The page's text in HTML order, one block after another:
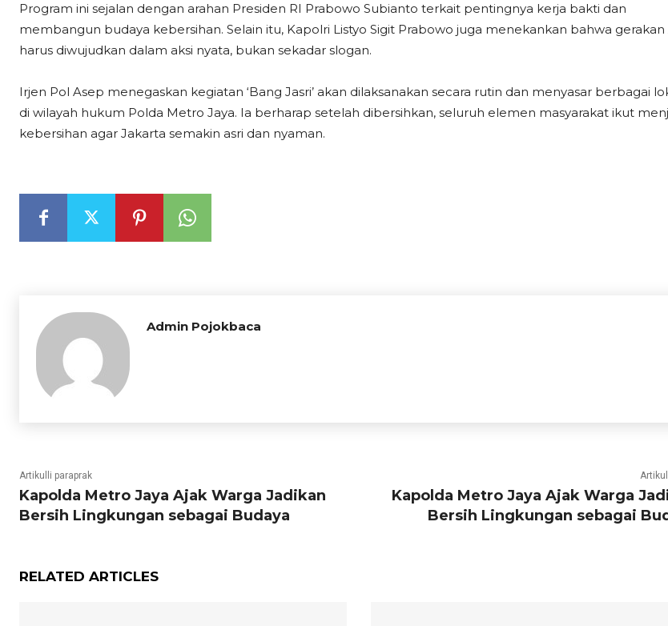
Program ini sejalan dengan arahan Presiden RI Prabowo Subianto terkait pentingnya kerja bakti dan
membangun budaya kebersihan. Selain itu, Kapolri Listyo Sigit Prabowo juga menekankan bahwa gerakan
harus diwujudkan dalam aksi nyata, bukan sekadar slogan.
Irjen Pol Asep menegaskan kegiatan ‘Bang Jasri’ akan dilaksanakan secara rutin dan menyasar berbagai
di wilayah hukum Polda Metro Jaya. Ia berharap setelah dibersihkan, seluruh elemen masyarakat ikut
kebersihan agar Jakarta semakin asri dan nyaman.
Admin Pojokbaca
Artikulli paraprak
Kapolda Metro Jaya Ajak Warga Jadikan
Bersih Lingkungan sebagai Budaya
Kapolda Metro Jaya Ajak Warga
Bersih Lingkungan sebagai
RELATED ARTICLES